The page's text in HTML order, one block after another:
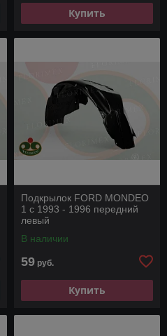
Купить
Подкрылок FORD MONDEO
1 с 1993 - 1996 передний
левый
В наличии
59 руб.
Купить